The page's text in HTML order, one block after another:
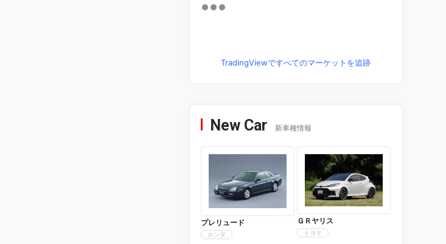
TradingViewですべてのマーケットを追跡
New Car 新車種情報
プレリュード
ホンダ
ＧＲヤリス
トヨタ